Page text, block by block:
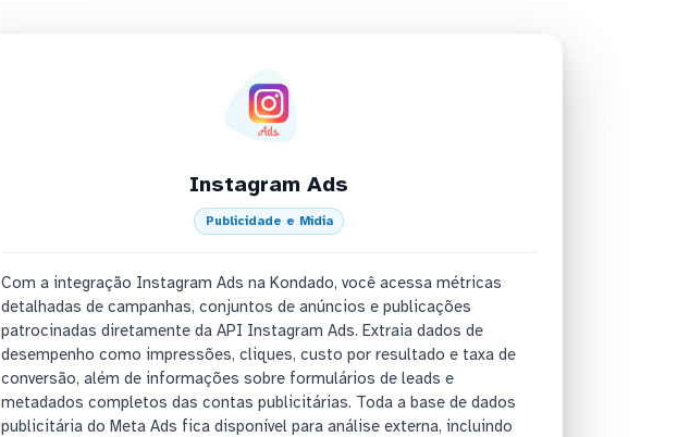
Instagram Ads
Publicidade e Mídia
Com a integração Instagram Ads na Kondado, você acessa métricas
detalhadas de campanhas, conjuntos de anúncios e publicações
patrocinadas diretamente da API Instagram Ads. Extraia dados de
desempenho como impressões, cliques, custo por resultado e taxa de
conversão, além de informações sobre formulários de leads e
metadados completos das contas publicitárias. Toda a base de dados
publicitária do Meta Ads fica disponível para análise externa, incluindo